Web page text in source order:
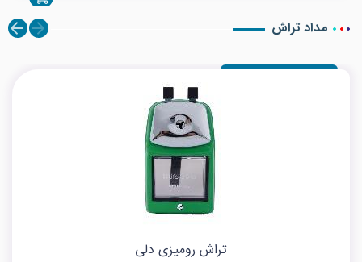
مداد تراش
تراش رومیزی دلی